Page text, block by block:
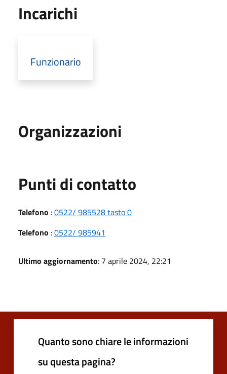
Incarichi
Funzionario
Organizzazioni
Punti di contatto
Telefono :0522/ 985528 tasto 0
Telefono :0522/ 985941
Ultimo aggiornamento: 7 aprile 2024, 22:21
Quanto sono chiare le informazioni
su questa pagina?